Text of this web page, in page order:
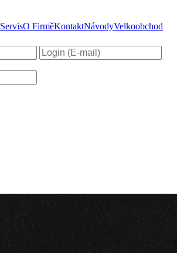
ServisO FirměKontaktNávodyVelkoobchod